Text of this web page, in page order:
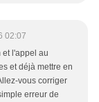
02:07
et l'appel au
et déjà mettre en
vous corriger
erreur de